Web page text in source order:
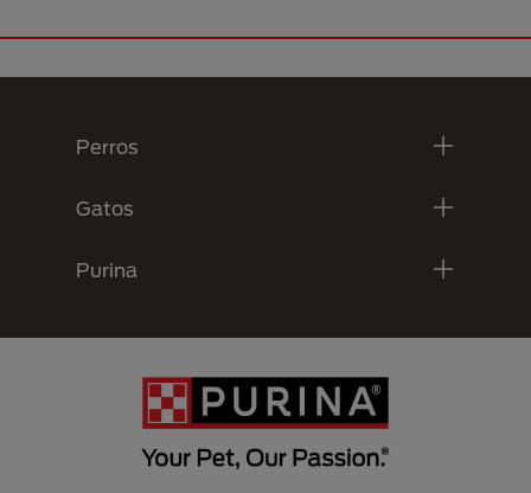
Perros
Gatos
Purina